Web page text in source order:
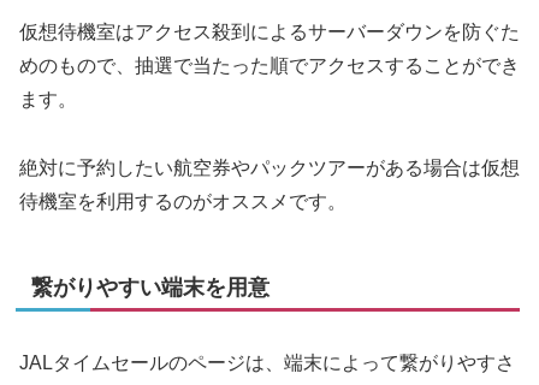
仮想待機室はアクセス殺到によるサーバーダウンを防ぐた
めのもので、抽選で当たった順でアクセスすることができ
ます。
絶対に予約したい航空券やパックツアーがある場合は仮想
待機室を利用するのがオススメです。
繋がりやすい端末を用意
JALタイムセールのページは、端末によって繋がりやすさ